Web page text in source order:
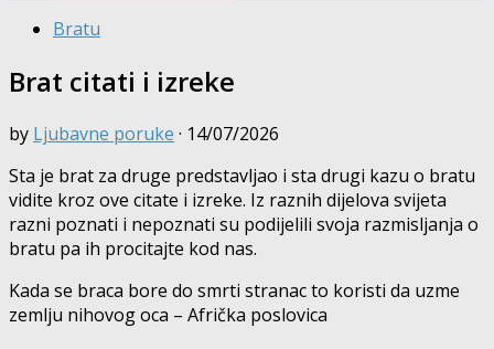
Bratu
Brat citati i izreke
by Ljubavne poruke · 14/07/2026
Sta je brat za druge predstavljao i sta drugi kazu o bratu
vidite kroz ove citate i izreke. Iz raznih dijelova svijeta
razni poznati i nepoznati su podijelili svoja razmisljanja o
bratu pa ih procitajte kod nas.
Kada se braca bore do smrti stranac to koristi da uzme
zemlju nihovog oca – Afrička poslovica